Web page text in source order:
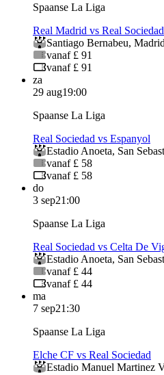
Spaanse La Liga
Real Madrid vs Real Sociedad
Santiago Bernabeu, Madrid
vanaf £ 91
vanaf £ 91
za
29 aug19:00
Spaanse La Liga
Real Sociedad vs Espanyol
Estadio Anoeta, San
vanaf £ 58
vanaf £ 58
do
3 sep21:00
Spaanse La Liga
Real Sociedad vs Celta De
Estadio Anoeta, San
vanaf £ 44
vanaf £ 44
ma
7 sep21:30
Spaanse La Liga
Elche CF vs Real Sociedad
Estadio Manuel Martinez